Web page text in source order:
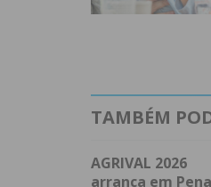
TAMBÉM
AGRIVAL 2026
arranca em